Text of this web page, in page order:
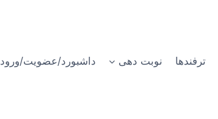
ترفندها نوبت دهی داشبورد/عضویت/ورود